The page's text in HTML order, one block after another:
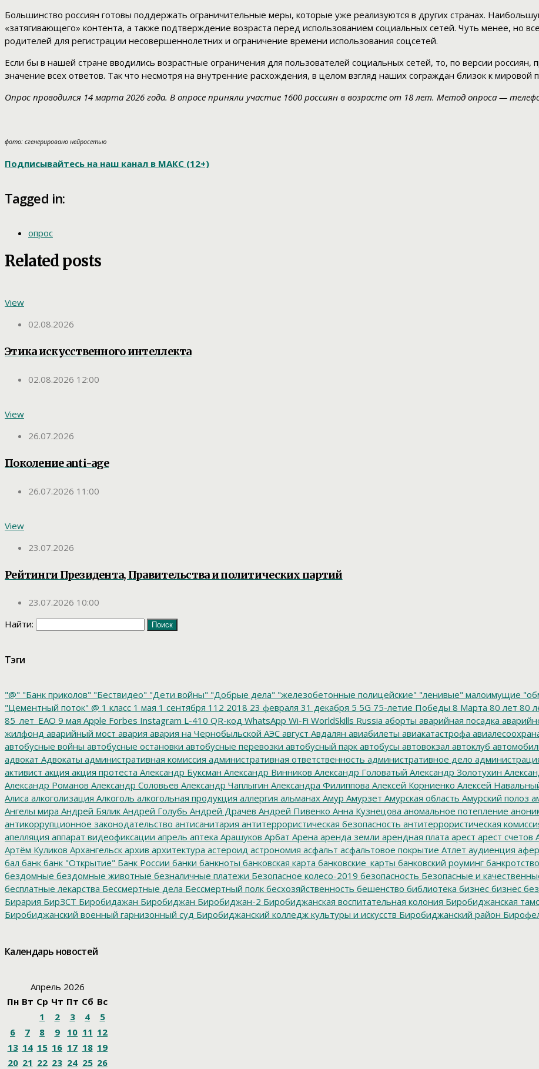
Большинство россиян готовы поддержать ограничительные меры, которые уже реализуются в других странах.
«затягивающего» контента, а также подтверждение возраста перед использованием социальных сетей. Чуть менее, но
родителей для регистрации несовершеннолетних и ограничение времени использования соцсетей.
Если бы в нашей стране вводились возрастные ограничения для пользователей социальных сетей, то, по версии
значение всех ответов. Так что несмотря на внутренние расхождения, в целом взгляд наших сограждан близок к мировой
Опрос проводился 14 марта 2026 года. В опросе приняли участие 1600 россиян в возрасте от 18 лет. Метод опроса —
фото: сгенерировано нейросетью
Подписывайтесь на наш канал в МАКС (12+)
Tagged in:
опрос
Related posts
View
02.08.2026
Этика искусственного интеллекта
02.08.2026 12:00
View
26.07.2026
Поколение anti-age
26.07.2026 11:00
View
23.07.2026
Рейтинги Президента, Правительства и политических партий
23.07.2026 10:00
Найти:
Тэги
"@" "Банк приколов" "Бествидео" "Дети войны" "Добрые дела" "железобетонные полицейские" "ленивые" малоимущие
"Цементный поток" @ 1 класс 1 мая 1 сентября 112 2018 23 февраля 31 декабря 5 5G 75-летие Победы 8 Марта 80 лет 80
85_лет_ЕАО 9 мая Apple Forbes Instagram L-410 QR-код WhatsApp Wi-Fi WorldSkills Russia аборты аварийная посадка
жилфонд аварийный мост авария авария на Чернобыльской АЭС август Авдалян авиабилеты авиакатастрофа
автобусные войны автобусные остановки автобусные перевозки автобусный парк автобусы автовокзал автоклуб
адвокат Адвокаты административная комиссия административная ответственность административное дело
активист акция акция протеста Александр Буксман Александр Винников Александр Головатый Александр Золотухин
Александр Романов Александр Соловьев Александр Чаплыгин Александра Филиппова Алексей Корниенко Алексей
Алиса алкоголизация Алкоголь алкогольная продукция аллергия альманах Амур Амурзет Амурская область Амурский полоз
Ангелы мира Андрей Бялик Андрей Голубь Андрей Драчев Андрей Пивенко Анна Кузнецова аномальное потепление
антикоррупционное законодательство антисанитария антитеррористическая безопасность антитеррористическая
апелляция аппарат видеофиксации апрель аптека Арашуков Арбат Арена аренда земли арендная плата арест арест счетов
Артём Куликов Архангельск архив архитектура астероид астрономия асфальт асфальтовое покрытие Атлет аудиенция
бал банк банк "Открытие" Банк России банки банкноты банковская карта банковские_карты банковский роуминг банкротство
бездомные бездомные животные безналичные платежи Безопасное колесо-2019 безопасность Безопасные и
бесплатные лекарства Бессмертные дела Бессмертный полк бесхозяйственность бешенство библиотека бизнес бизнес
Бирария БирЗСТ Биробидажан Биробиджан Биробиджан-2 Биробиджанская воспитательная колония Биробиджанская
Биробиджанский военный гарнизонный суд Биробиджанский колледж культуры и искусств Биробиджанский район
диктантбомбабомбоубежище
КоровинВалентина Матвиенко
Отечественная войнавелодорожка
ветераны_СВО
ветхие дома
видеорегистраторВиктор Ишавев
Мишустин Владимир Путин
Календарь новостей
Апрель 2026
Пн Вт Ср Чт Пт Сб Вс
1
2 3 4
5
6
7 8 9 10 11 12
13 14 15 16 17 18 19
20 21 22 23 24 25 26